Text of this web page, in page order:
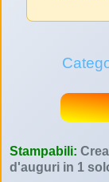
Stampabili:
d'auguri in 1